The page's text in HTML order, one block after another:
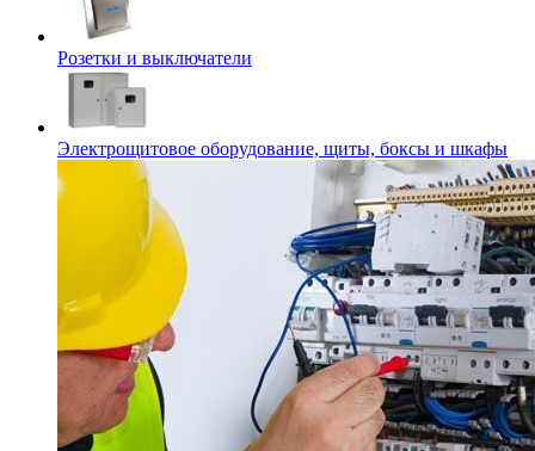
Розетки и выключатели
Электрощитовое оборудование, щиты, боксы и шкафы